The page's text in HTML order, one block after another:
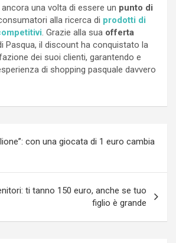
una volta di essere un punto di
alla ricerca di prodotti di
. Grazie alla sua offerta
Pasqua, il discount ha conquistato la
dei suoi clienti, garantendo e
di shopping pasquale davvero
con una giocata di 1 euro cambia
ti tanno 150 euro, anche se tuo
figlio è grande